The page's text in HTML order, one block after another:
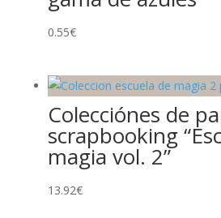
0.55€
Colecciónes de
scrapbooking
magia vol. 2”
13.92€